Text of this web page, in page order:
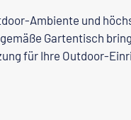
Ambiente und
Gartentisch
für Ihre Outdoor-